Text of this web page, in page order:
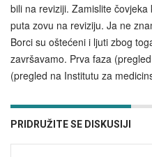
bili na reviziji. Zamislite
puta zovu na reviziju. Ja ne
Borci su oštećeni i ljuti zbog
završavamo. Prva faza
(pregled na Institutu za
PRIDRUŽITE SE DISKUSIJI